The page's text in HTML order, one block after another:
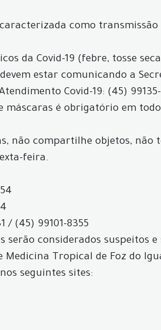
como
da Covid-19 (febre, tosse
estar comunicando a
Covid-19: (45) 99135-
máscaras é obrigatório em
não compartilhe objetos,
feira.
/ (45) 99101-8355
serão considerados suspeitos
Medicina Tropical de Foz do
seguintes sites: